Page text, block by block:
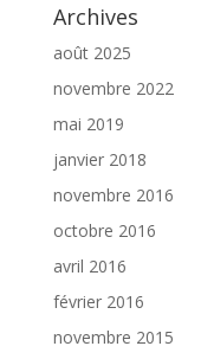
Archives
août 2025
novembre 2022
mai 2019
janvier 2018
novembre 2016
octobre 2016
avril 2016
février 2016
novembre 2015